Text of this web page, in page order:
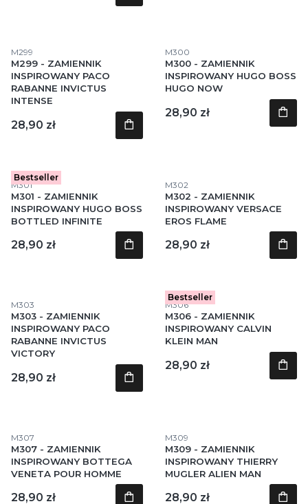
Kod produktu
M299
M299 - ZAMIENNIK
INSPIROWANY PACO
RABANNE INVICTUS
INTENSE
Cena
28,90 zł
Kod produktu
M300
M300 - ZAMIENNIK
INSPIROWANY HUGO BOSS
HUGO NOW
Cena
28,90 zł
Bestseller
Kod produktu
M301
M301 - ZAMIENNIK
INSPIROWANY HUGO BOSS
BOTTLED INFINITE
Cena
28,90 zł
Kod produktu
M302
M302 - ZAMIENNIK
INSPIROWANY VERSACE
EROS FLAME
Cena
28,90 zł
Kod produktu
M303
M303 - ZAMIENNIK
INSPIROWANY PACO
RABANNE INVICTUS
VICTORY
Cena
28,90 zł
Bestseller
Kod produktu
M306
M306 - ZAMIENNIK
INSPIROWANY CALVIN
KLEIN MAN
Cena
28,90 zł
Kod produktu
M307
M307 - ZAMIENNIK
INSPIROWANY BOTTEGA
VENETA POUR HOMME
Cena
28,90 zł
Kod produktu
M309
M309 - ZAMIENNIK
INSPIROWANY THIERRY
MUGLER ALIEN MAN
Cena
28,90 zł